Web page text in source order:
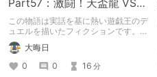
Part57：激闘！天盃龍 VS
千年D【架空デュエル】
この物語は実話を基に熱い遊戯王のデ
ュエルを描いたフィクションです。
（自分用メモ：2025-05-14）
大晦日
0
0 16 分